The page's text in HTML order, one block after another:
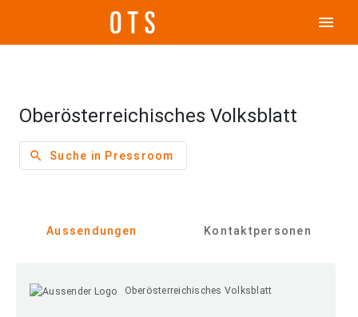
menu
Oberösterreichisches Volksblatt
search Suche in Pressroom
Aussendungen Kontaktpersonen
Oberösterreichisches Volksblatt